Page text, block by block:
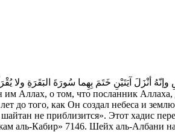
до того, как Он создал небеса и
не приблизится». Этот хадис
аль-Кабир» 7146. Шейх аль-Албани